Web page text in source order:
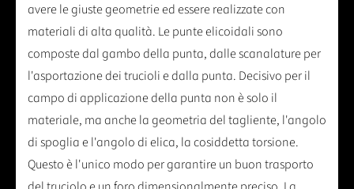
avere le giuste geometrie ed essere realizzate con
materiali di alta qualità. Le punte elicoidali sono
composte dal gambo della punta, dalle scanalature per
l'asportazione dei trucioli e dalla punta. Decisivo per il
campo di applicazione della punta non è solo il
materiale, ma anche la geometria del tagliente, l'angolo
di spoglia e l'angolo di elica, la cosiddetta torsione.
Questo è l'unico modo per garantire un buon trasporto